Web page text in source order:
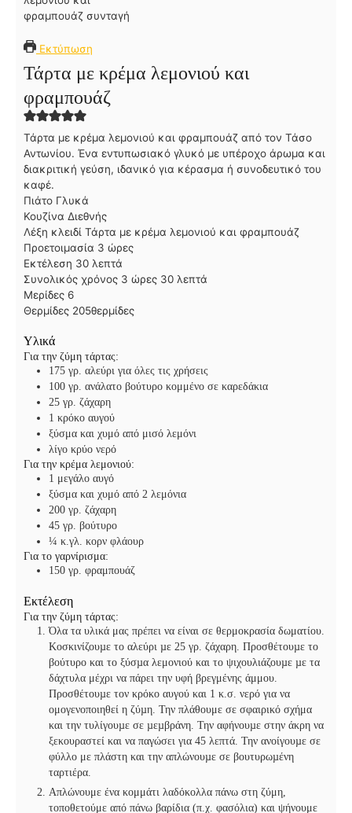
Εκτύπωση
Τάρτα με κρέμα λεμονιού και
φραμπουάζ
Τάρτα με κρέμα λεμονιού και φραμπουάζ από τον Τάσο
Αντωνίου. Ένα εντυπωσιακό γλυκό με υπέροχο άρωμα και
διακριτική γεύση, ιδανικό για κέρασμα ή συνοδευτικό του
καφέ.
Πιάτο Γλυκά
Κουζίνα Διεθνής
Λέξη κλειδί Τάρτα με κρέμα λεμονιού και φραμπουάζ
Προετοιμασία 3 ώ
ρ
ε
ώρες
Εκτέλεση 30λ
ε
τ
λεπτά
Συνολικός χρόνος 3 ώ
ε
ώρες 30λλεπτά
Μερίδες 6
Θερμίδες 205θερμίδες
Υλικά
Για την ζύμη τάρτας:
175 γρ. αλεύρι για όλες τις χρήσεις
100 γρ. ανάλατο βούτυρο κομμένο σε καρεδάκια
25 γρ. ζάχαρη
1 κρόκο αυγού
ξύσμα και χυμό από μισό λεμόνι
λίγο κρύο νερό
Για την κρέμα λεμονιού:
1 μεγάλο αυγό
ξύσμα και χυμό από 2 λεμόνια
200 γρ. ζάχαρη
45 γρ. βούτυρο
¼ κ.γλ. κορν φλάουρ
Για το γαρνίρισμα:
150 γρ. φραμπουάζ
Εκτέλεση
Για την ζύμη τάρτας:
Όλα τα υλικά μας πρέπει να είναι σε θερμοκρασία δωματίου.
Κοσκινίζουµε το αλεύρι µε 25 γρ. ζάχαρη. Προσθέτουµε το
βούτυρο και το ξύσµα λεμονιού και το ψιχουλιάζουµε µε τα
δάχτυλα μέχρι να πάρει την υφή βρεγμένης άμμου.
Προσθέτουµε τον κρόκο αυγού και 1 κ.σ. νερό για να
ομογενοποιηθεί η ζύµη. Την πλάθουμε σε σφαιρικό σχήμα
και την τυλίγουµε σε µεµβράνη. Την αφήνουµε στην άκρη να
ξεκουραστεί και να παγώσει για 45 λεπτά. Την ανοίγουµε σε
φύλλο με πλάστη και την απλώνουµε σε βουτυρωµένη
ταρτιέρα.
Απλώνουμε ένα κομμάτι λαδόκολλα πάνω στη ζύμη,
τοποθετούμε από πάνω βαρίδια (π.χ. φασόλια) και ψήνουμε